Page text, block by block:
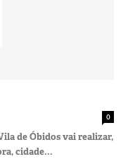
0
de Óbidos vai realizar,
cidade...